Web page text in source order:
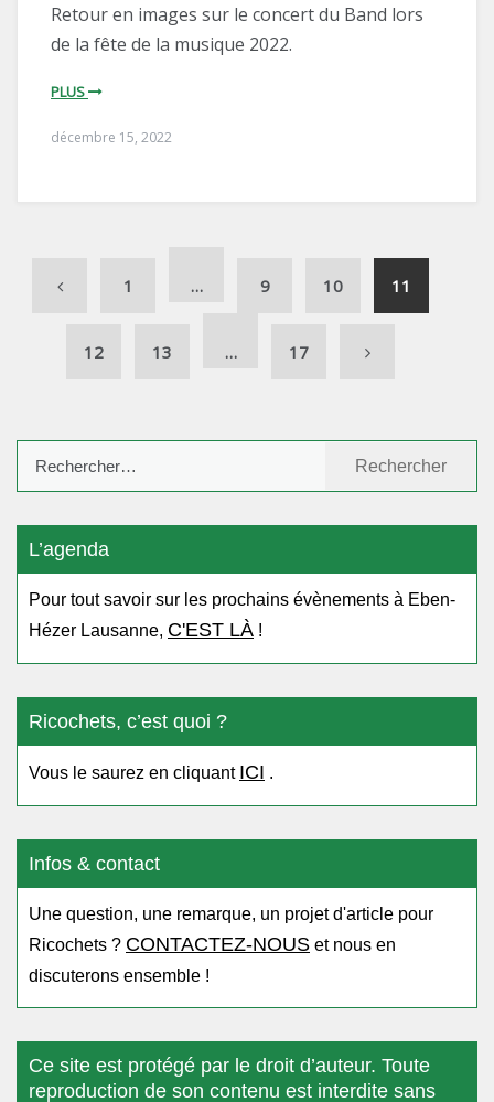
Retour en images sur le concert du Band lors
de la fête de la musique 2022.
PLUS
décembre 15, 2022
1 … 9 10 11
12 13 … 17
L’agenda
Pour tout savoir sur les prochains évènements à Eben-
Hézer Lausanne, C'EST LÀ !
Ricochets, c’est quoi ?
Vous le saurez en cliquant ICI .
Infos & contact
Une question, une remarque, un projet d'article pour
Ricochets ? CONTACTEZ-NOUS et nous en
discuterons ensemble !
Ce site est protégé par le droit d’auteur. Toute
reproduction de son contenu est interdite sans